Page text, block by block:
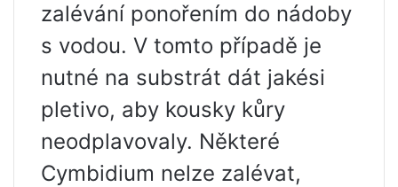
zalévání ponořením do nádoby
s vodou. V tomto případě je
nutné na substrát dát jakési
pletivo, aby kousky kůry
neodplavovaly. Některé
Cymbidium nelze zalévat,